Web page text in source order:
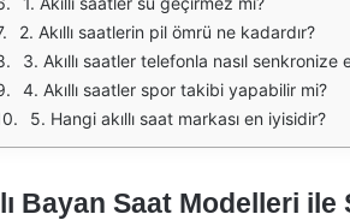
2. Akıllı saatlerin pil ömrü ne kadardır?
3. Akıllı saatler telefonla nasıl senkronize
4. Akıllı saatler spor takibi yapabilir mi?
5. Hangi akıllı saat markası en iyisidir?
Bayan Saat Modelleri ile